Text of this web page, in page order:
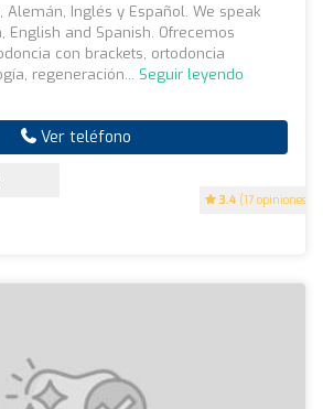
3.4 (17 opiniones)
Alemán, Inglés y Español. We speak
English and Spanish. Ofrecemos
con brackets, ortodoncia
regeneración... Seguir leyendo
Ver teléfono